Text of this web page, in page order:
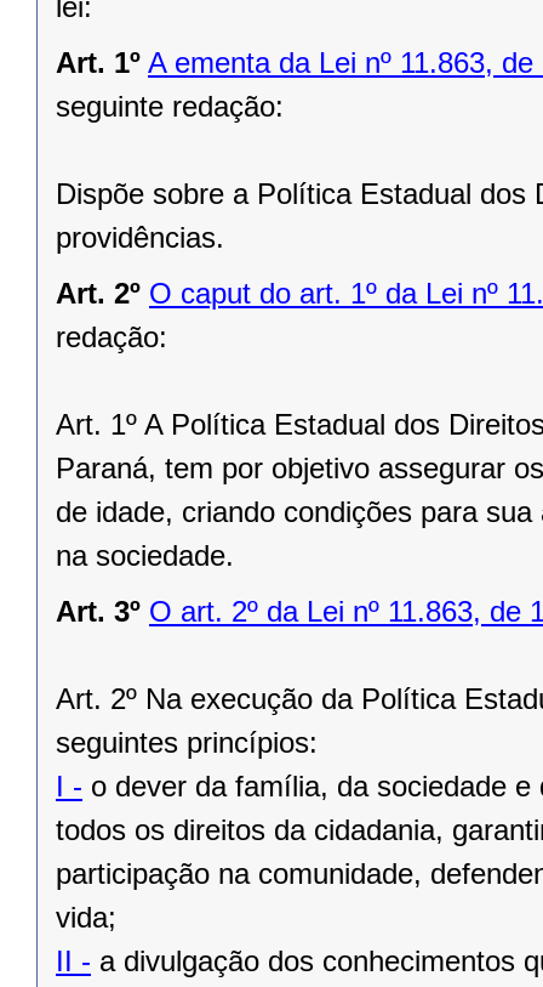
lei:
Art. 1º A ementa da Lei nº 11.863,
seguinte redação:
Dispõe sobre a Política Estadual
providências.
Art. 2º O caput do art. 1º da Lei nº
redação:
Art. 1º A Política Estadual dos
Paraná, tem por objetivo assegurar
de idade, criando condições para
na sociedade.
Art. 3º O art. 2º da Lei nº 11.863, de
Art. 2º Na execução da Política
seguintes princípios:
I - o dever da família, da sociedade
todos os direitos da cidadania,
participação na comunidade,
vida;
II - a divulgação dos conhecimentos